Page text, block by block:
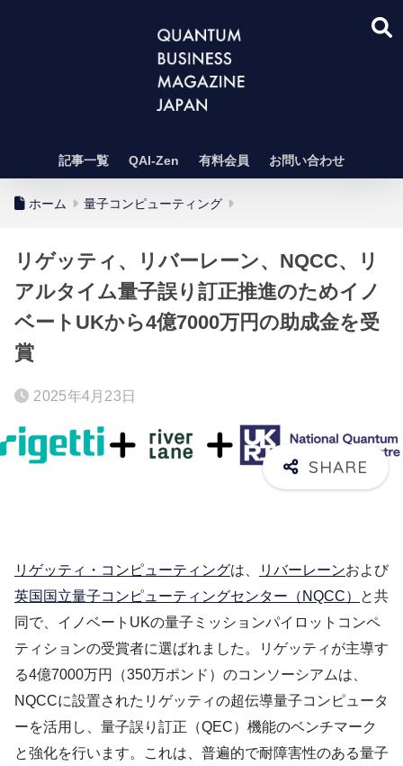
記事一覧 QAI-Zen 有料会員 お問い合わせ
ホーム 量子コンピューティング
リゲッティ、リバーレーン、NQCC、リ
アルタイム量子誤り訂正推進のためイノ
ベートUKから4億7000万円の助成金を受
賞
2025年4月23日
リゲッティ・コンピューティングは、 リバーレーンおよび
英国国立量子コンピューティングセンター（NQCC）
と共
同で、イノベートUKの量子ミッションパイロットコンペ
ティションの受賞者に選ばれました。リゲッティが主導す
る4億7000万円（350万ポンド）のコンソーシアムは、
NQCCに設置されたリゲッティの超伝導量子コンピュータ
ーを活用し、量子誤り訂正（QEC）機能のベンチマーク
と強化を行います。これは、普遍的で耐障害性のある量子